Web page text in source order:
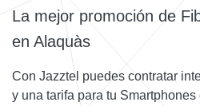
La mejor promoción de
en Alaquàs
Con Jazztel puedes contratar
y una tarifa para tu